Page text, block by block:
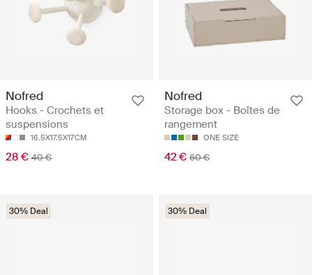
Nofred
Hooks - Crochets et
suspensions
16.5X17.5X17CM
28 € 40 €
Nofred
Storage box - Boîtes de
rangement
ONE SIZE
42 € 60 €
30% Deal 30% Deal